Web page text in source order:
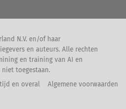
N.V. en/of haar
en auteurs. Alle rechten
en training van AI en
toegestaan.
en overal Algemene voorwaarden